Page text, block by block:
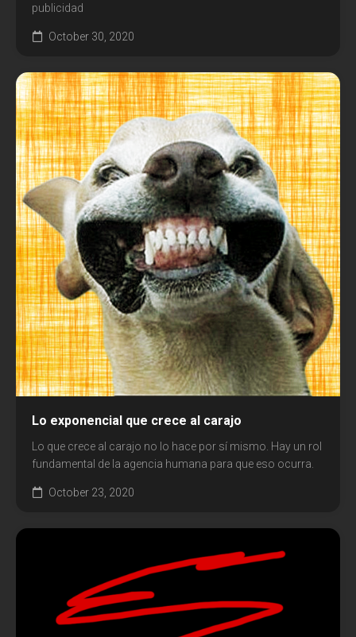
publicidad
October 30, 2020
Lo exponencial que crece al carajo
Lo que crece al carajo no lo hace por sí mismo. Hay un rol
fundamental de la agencia humana para que eso ocurra.
October 23, 2020